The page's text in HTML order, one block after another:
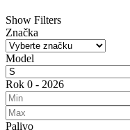
Show Filters
Značka
Model
Rok 0 - 2026
Palivo